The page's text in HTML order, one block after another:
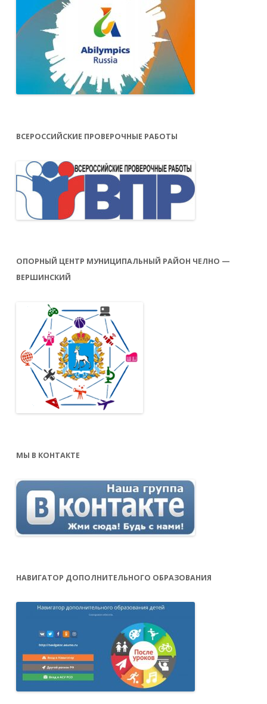
ВСЕРОССИЙСКИЕ ПРОВЕРОЧНЫЕ РАБОТЫ
ОПОРНЫЙ ЦЕНТР МУНИЦИПАЛЬНЫЙ РАЙОН ЧЕЛНО —
ВЕРШИНСКИЙ
МЫ В КОНТАКТЕ
НАВИГАТОР ДОПОЛНИТЕЛЬНОГО ОБРАЗОВАНИЯ